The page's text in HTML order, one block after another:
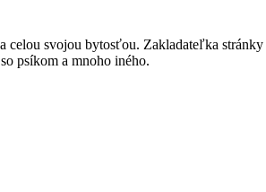
celou svojou bytosťou. Zakladateľka stránky
psíkom a mnoho iného.